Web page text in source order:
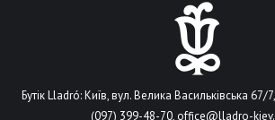
Бутік Lladró: Київ, вул. Велика Васильківська 67/
(097) 399-48-70, office@lladro-